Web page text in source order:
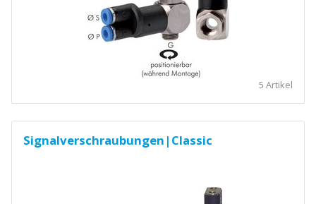
5 Artikel
Signalverschraubungen|Classic